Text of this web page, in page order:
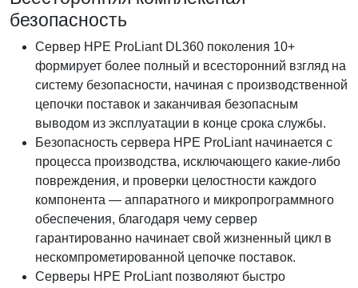
безопасность
Сервер HPE ProLiant DL360 поколения 10+
формирует более полный и всесторонний взгляд на
систему безопасности, начиная с производственной
цепочки поставок и заканчивая безопасным
выводом из эксплуатации в конце срока службы.
Безопасность сервера HPE ProLiant начинается с
процесса производства, исключающего какие-либо
повреждения, и проверки целостности каждого
компонента — аппаратного и микропрограммного
обеспечения, благодаря чему сервер
гарантированно начинает свой жизненный цикл в
нескомпрометированной цепочке поставок.
Серверы HPE ProLiant позволяют быстро